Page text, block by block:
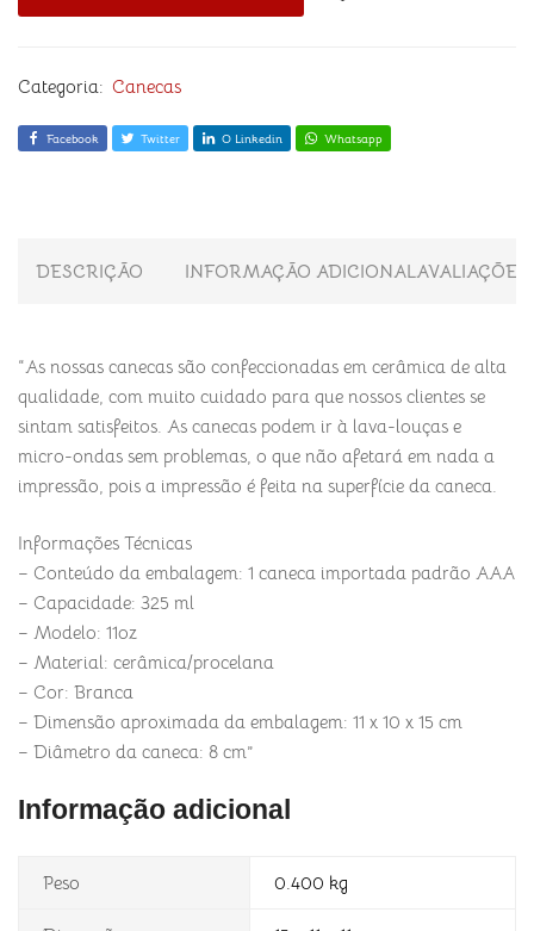
Categoria: Canecas
Facebook Twitter O Linkedin Whatsapp
DESCRIÇÃO INFORMAÇÃO ADICIONAL
“As nossas canecas são confeccionadas em cerâmica de alta
qualidade, com muito cuidado para que nossos clientes se
sintam satisfeitos. As canecas podem ir à lava-louças e
micro-ondas sem problemas, o que não afetará em nada a
impressão, pois a impressão é feita na superfície da caneca.
Informações Técnicas
– Conteúdo da embalagem: 1 caneca importada padrão AAA
– Capacidade: 325 ml
– Modelo: 11oz
– Material: cerâmica/procelana
– Cor: Branca
– Dimensão aproximada da embalagem: 11 x 10 x 15 cm
– Diâmetro da caneca: 8 cm”
Informação adicional
Peso 0.400 kg